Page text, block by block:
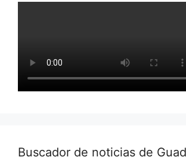
Buscador de noticias de